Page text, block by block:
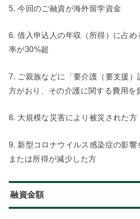
5. 今回のご融資が海外留学資金
6. 借入申込人の年収（所得）に占め
率が30%超
7. ご親族などに「要介護（要支援）
方がおり、その介護に関する費用を
8. 大規模な災害により被災された方
9. 新型コロナウイルス感染症の影響
または所得が減少した方
融資金額